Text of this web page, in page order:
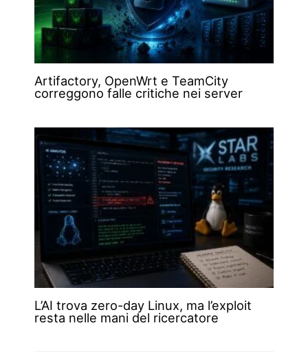
Artifactory, OpenWrt e TeamCity
correggono falle critiche nei server
L’AI trova zero-day Linux, ma l’exploit
resta nelle mani del ricercatore